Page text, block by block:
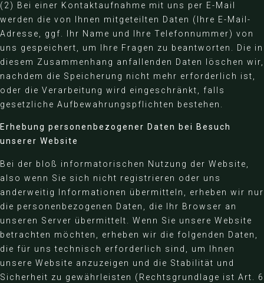
(2) Bei einer Kontaktaufnahme mit uns per E-Mail
werden die von Ihnen mitgeteilten Daten (Ihre E-Mail-
Adresse, ggf. Ihr Name und Ihre Telefonnummer) von
uns gespeichert, um Ihre Fragen zu beantworten. Die in
diesem Zusammenhang anfallenden Daten löschen wir,
nachdem die Speicherung nicht mehr erforderlich ist,
oder die Verarbeitung wird eingeschränkt, falls
gesetzliche Aufbewahrungspflichten bestehen.
Erhebung personenbezogener Daten bei Besuch
unserer Website
Bei der bloß informatorischen Nutzung der Website,
also wenn Sie sich nicht registrieren oder uns
anderweitig Informationen übermitteln, erheben wir nur
die personenbezogenen Daten, die Ihr Browser an
unseren Server übermittelt. Wenn Sie unsere Website
betrachten möchten, erheben wir die folgenden Daten,
die für uns technisch erforderlich sind, um Ihnen
unsere Website anzuzeigen und die Stabilität und
Sicherheit zu gewährleisten (Rechtsgrundlage ist Art. 6